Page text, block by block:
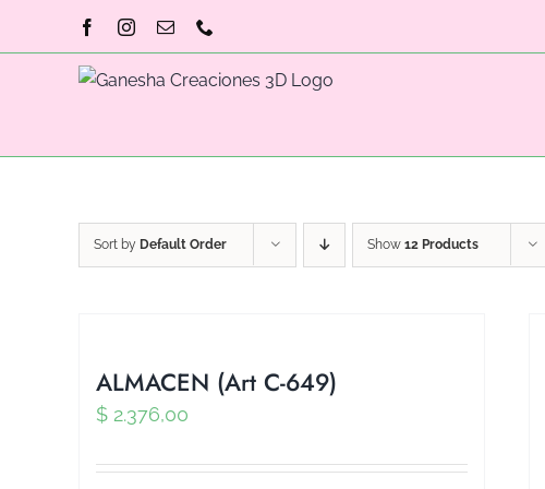
FacebookInstagram
Email
Sort by Default Order Show 12 Products
ALMACEN (Art C-649)
$ 2.376,00